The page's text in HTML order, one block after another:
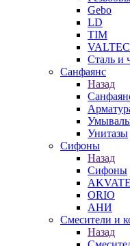
Gebo
LD
TIM
VALTEC
Сталь и
Санфаянс
Назад
Унитазы
Сифоны
Назад
Сифоны
ORIO
АНИ
Смесители и
Назад